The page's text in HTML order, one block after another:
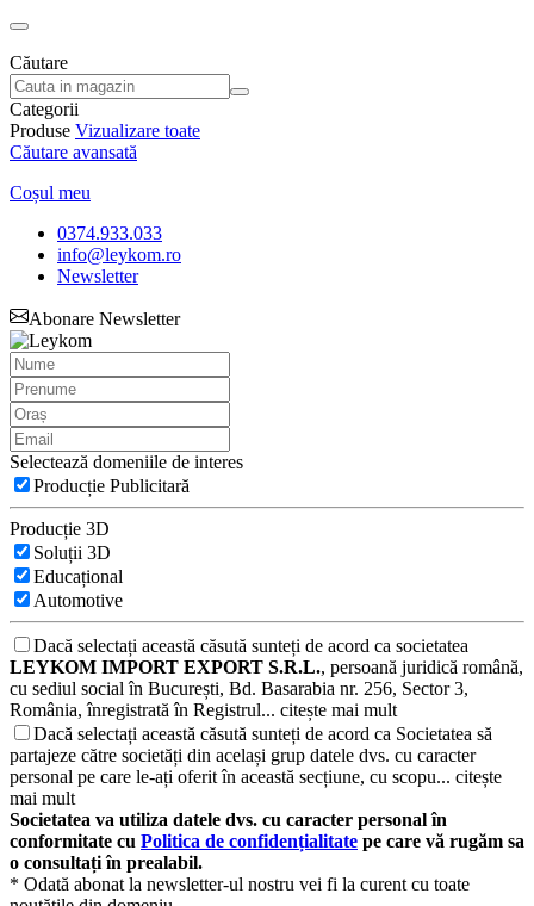
Căutare
Categorii
Produse Vizualizare toate
Căutare avansată
Coșul meu
0374.933.033
info@leykom.ro
Newsletter
Abonare Newsletter
Selectează domeniile de interes
Producție Publicitară
Producție 3D
Soluții 3D
Educațional
Automotive
Dacă selectați această căsută sunteți de acord ca societatea
LEYKOM IMPORT EXPORT S.R.L., persoană juridică română,
cu sediul social în București, Bd. Basarabia nr. 256, Sector 3,
România, înregistrată în Registrul... citește mai mult
Dacă selectați această căsută sunteți de acord ca Societatea să
partajeze către societăți din același grup datele dvs. cu caracter
personal pe care le-ați oferit în această secțiune, cu scopu... citește
mai mult
Societatea va utiliza datele dvs. cu caracter personal în
conformitate cu Politica de confidențialitate pe care vă rugăm sa
o consultați în prealabil.
* Odată abonat la newsletter-ul nostru vei fi la curent cu toate